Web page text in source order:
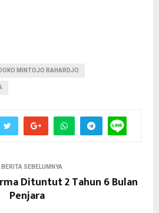
MINTOJO RAHARDJO
BERITA SEBELUMNYA
Dituntut 2 Tahun 6 Bulan
Penjara